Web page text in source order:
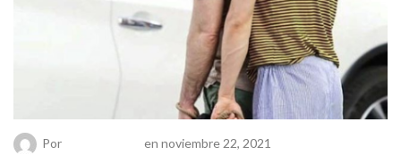
Por en noviembre 22, 2021